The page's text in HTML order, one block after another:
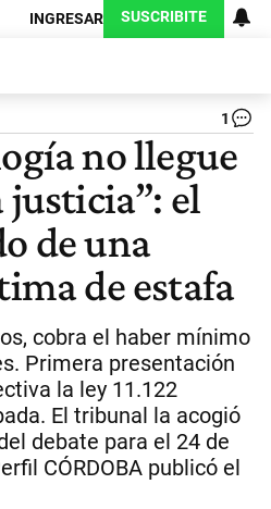
INGRESAR SUSCRIBITE
1
no llegue
justicia”: el
de una
de estafa
cobra el haber mínimo
Primera presentación
la ley 11.122
El tribunal la acogió
debate para el 24 de
CÓRDOBA publicó el